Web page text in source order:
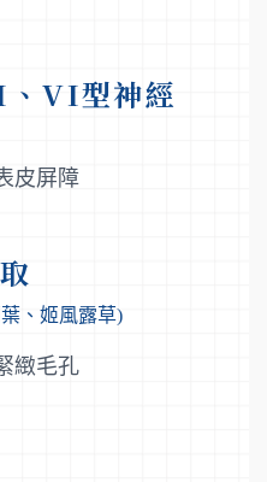
VI型神經
皮屏障
、姬風露草)
緻毛孔